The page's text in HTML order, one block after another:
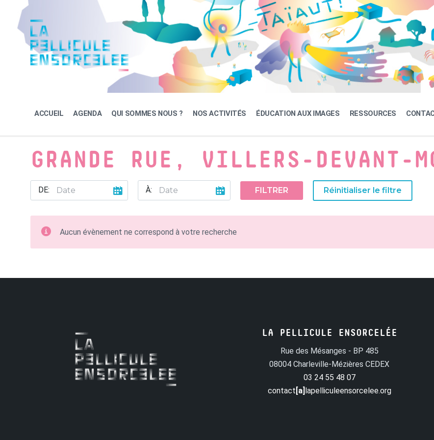
content
navigation
footer
ACCUEIL AGENDA QUI SOMMES NOUS ? NOS ACTIVITÉS ÉDUCATION AUX IMAGES RESSOURCES
GRANDE RUE, VILLERS-DEVANT-
DE: À: FILTRER Réinitialiser le filtre
Aucun évènement ne correspond à votre recherche
LA PELLICULE ENSORCELÉE
Rue des Mésanges - BP 485
08004 Charleville-Mézières CEDEX
03 24 55 48 07
contact [a] lapelliculeensorcelee.org